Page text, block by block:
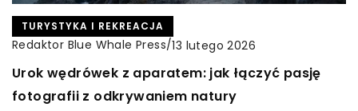
INNE
Redaktor Blue Whale Press/11 lutego 2026
Zastosowanie niwelatorów w pracach
budowlanych i geodezyjnych
TURYSTYKA I REKREACJA
Redaktor Blue Whale Press/13 lutego 2026
Urok wędrówek z aparatem: jak łączyć pasję
fotografii z odkrywaniem natury
TURYSTYKA I REKREACJA
Redaktor Blue Whale Press/16 marca 2026
Jak wybrać idealne buty trekkingowe na górskie
wędrówki?